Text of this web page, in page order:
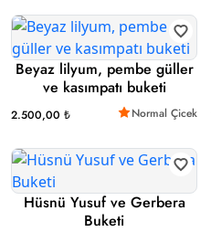
Beyaz lilyum, pembe güller
ve kasımpatı buketi
2.500,00 ₺ Normal Çicek
Hüsnü Yusuf ve Gerbera
Buketi